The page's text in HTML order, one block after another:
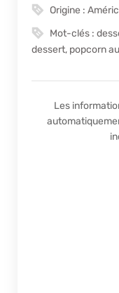
Origine :
Mot-clés :
dessert, popcorn
Les informations nutritionnelles sont calculées